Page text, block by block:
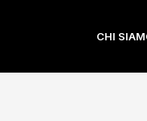
CHI